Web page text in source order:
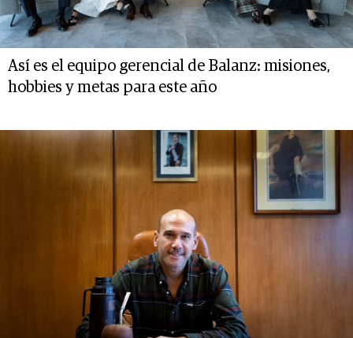
Así es el equipo gerencial de Balanz: misiones,
hobbies y metas para este año